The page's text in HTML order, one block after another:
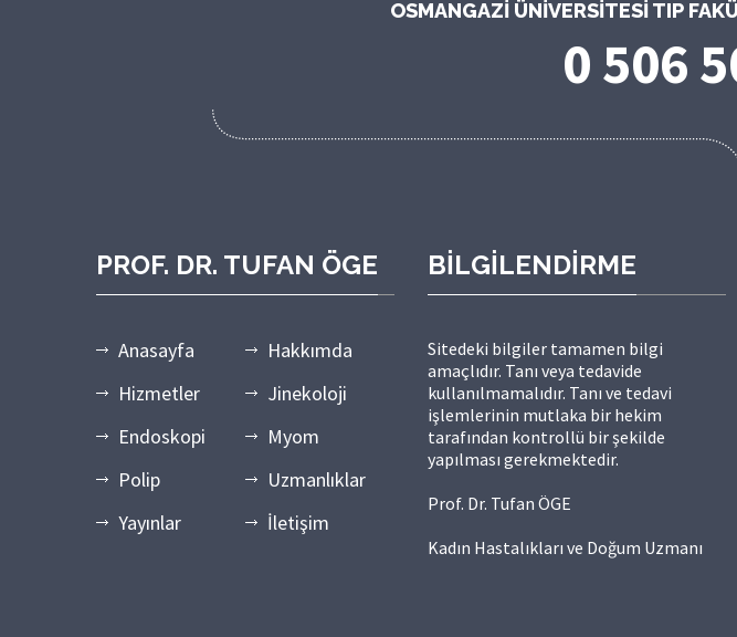
OSMANGAZI ÜNIVERSITESI TIP
0 506
PROF. DR. TUFAN ÖGE
Anasayfa
Hakkımda
Hizmetler
Jinekoloji
Endoskopi
Myom
Polip
Uzmanlıklar
Yayınlar
İletişim
BİLGİLENDİRME
Sitedeki bilgiler tamamen bilgi
amaçlıdır. Tanı veya tedavide
kullanılmamalıdır. Tanı ve tedavi
işlemlerinin mutlaka bir hekim
tarafından kontrollü bir şekilde
yapılması gerekmektedir.
Prof. Dr. Tufan ÖGE
Kadın Hastalıkları ve Doğum Uzmanı